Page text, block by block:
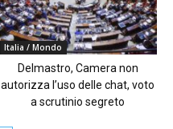
Italia / Mondo
Delmastro, Camera non
autorizza l’uso delle chat, voto
a scrutinio segreto